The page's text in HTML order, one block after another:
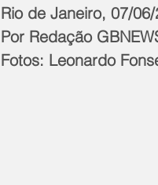
Rio de Janeiro, 07/
Por Redação
Fotos: Leonardo